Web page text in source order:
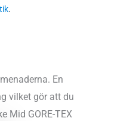
.
En
vilket gör att du
Mid GORE-TEX